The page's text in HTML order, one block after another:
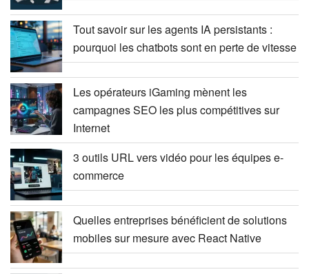
Tout savoir sur les agents IA persistants :
pourquoi les chatbots sont en perte de vitesse
Les opérateurs iGaming mènent les
campagnes SEO les plus compétitives sur
Internet
3 outils URL vers vidéo pour les équipes e-
commerce
Quelles entreprises bénéficient de solutions
mobiles sur mesure avec React Native